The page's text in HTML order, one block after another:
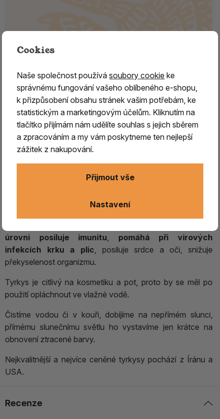
TYRKYS troml. Nevada/ 4
O tyrkysu se říká, že je to nejúčinnější léčivý krystal
celém světě byl nošen jako mocný ochránce před
neštěstím , nehodami, chudobě i nemocemi, jako magický
kámen, kterýdokáže přivolat štěstí. Má schopnost
jemně rozptýlit negativní vibrace,
našeho těla energetický štít, jež nás chrání před zlými
silami, které nás ohrožují zvenčí, jako elektromagnetický
v duchovní cestě, spojuje a harmonizuje
úrovni posiluje imunitu
pomáhá při virových
infekcích krku a plic , posiluje srdce a oči, snižuje
překyselenost organizmu.
Tyrkys je citlivý na kosmetiku a pot, proto by se měl po
použití opláchnout ve vlažné vodě.
Čistíme vodou či v kouři, dobíjíme na nepřímém slunci,
přímému slunečnímu světlu ho vystavíme jen krátce na
obnovení ztracené barvy.
Nejkvalitnější a nejvíce ceněné tyrkysy pochází z Íránu a
USA.
Recenze
Cookies
Naše společnost používásoubory cookie ke
správnému fungování vašeho oblíbeného e-shopu,
k přizpůsobení obsahu stránek vašim potřebám, ke
statistickým a marketingovým účelům. Kliknutím na
tlačítko přijímám nám udělíte souhlas s jejich sběrem
a zpracováním a my vám poskytneme ten nejlepší
zážitek z nakupování.
Nastavení
Přijmout vše